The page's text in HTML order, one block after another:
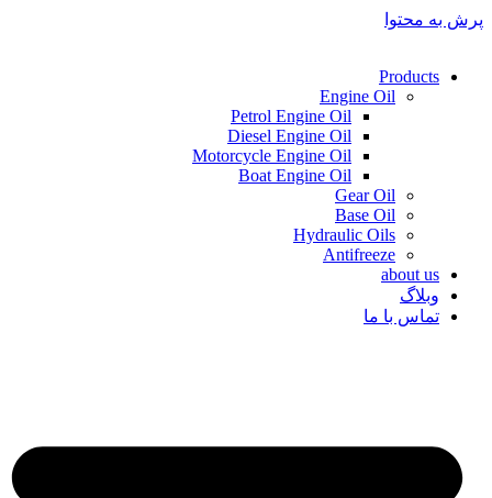
پرش به محتوا
Products
Engine Oil
Petrol Engine Oil
Diesel Engine Oil
Motorcycle Engine Oil
Boat Engine Oil
Gear Oil
Base Oil
Hydraulic Oils
Antifreeze
about us
وبلاگ
تماس با ما